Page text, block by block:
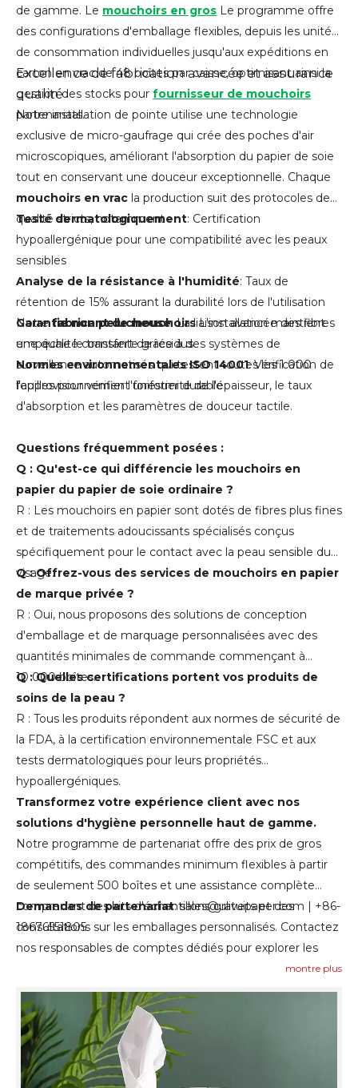
de gamme. Le mouchoirs en gros Le programme offre
des configurations d'emballage flexibles, depuis les unités
de consommation individuelles jusqu'aux expéditions en
carton en vrac de 48 boîtes par caisse, optimisant ainsi la
gestion des stocks pour fournisseur de mouchoirs
partenariats.
Excellence de fabrication avancée et assurance
qualité
Notre installation de pointe utilise une technologie
exclusive de micro-gaufrage qui crée des poches d'air
microscopiques, améliorant l'absorption du papier de soie
tout en conservant une douceur exceptionnelle. Chaque
mouchoirs en vrac la production suit des protocoles de
qualité stricts, notamment :
Testé dermatologiquement: Certification
hypoallergénique pour une compatibilité avec les peaux
sensibles
Analyse de la résistance à l'humidité: Taux de
rétention de 15% assurant la durabilité lors de l'utilisation
Garantie non pelucheuse: La liaison avancée des fibres
empêche le transfert de résidus
Normes environnementales ISO 14001: Vérification de
l'approvisionnement forestier durable
Notrefabricant de mouchoirsL'installation maintient
une qualité constante grâce à des systèmes de
surveillance automatisés qui testent toutes les 1 000
feuilles pour vérifier l'uniformité de l'épaisseur, le taux
d'absorption et les paramètres de douceur tactile.
Questions fréquemment posées :
Q : Qu'est-ce qui différencie les mouchoirs en
papier du papier de soie ordinaire ?
R : Les mouchoirs en papier sont dotés de fibres plus fines
et de traitements adoucissants spécialisés conçus
spécifiquement pour le contact avec la peau sensible du
visage.
Q : Offrez-vous des services de mouchoirs en papier
de marque privée ?
R : Oui, nous proposons des solutions de conception
d'emballage et de marquage personnalisées avec des
quantités minimales de commande commençant à
10 000 boîtes.
Q : Quelles certifications portent vos produits de
soins de la peau ?
R : Tous les produits répondent aux normes de sécurité de
la FDA, à la certification environnementale FSC et aux
tests dermatologiques pour leurs propriétés
hypoallergéniques.
Transformez votre expérience client avec nos
solutions d'hygiène personnelle haut de gamme.
Notre programme de partenariat offre des prix de gros
compétitifs, des commandes minimum flexibles à partir
de seulement 500 boîtes et une assistance complète
comprenant des kits d'échantillons gratuits et des
consultations sur les emballages personnalisés. Contactez
nos responsables de comptes dédiés pour explorer les
opportunités de distributeurs exclusifs et les structures de
prix de volume adaptées aux besoins de votre marché.
Demandes de partenariat: sales@ulivepaper.com | +86-
18676551805
montre plus